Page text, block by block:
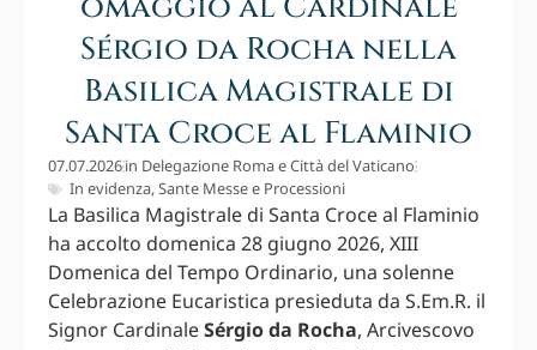
Sérgio da Rocha nella
Basilica Magistrale di
Santa Croce al Flaminio
07.07.2026in Delegazione Roma e Città del Vaticano
In evidenza,Sante Messe e Processioni
La Basilica Magistrale di Santa Croce al Flaminio
ha accolto domenica 28 giugno 2026, XIII
Domenica del Tempo Ordinario, una solenne
Celebrazione Eucaristica presieduta da S.Em.R. il
Signor CardinaleSérgio da Rocha, Arcivescovo